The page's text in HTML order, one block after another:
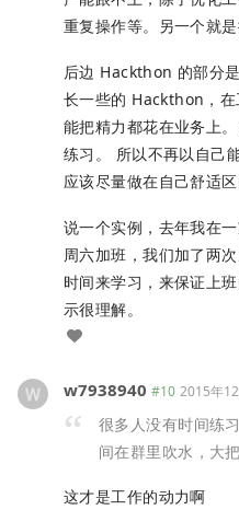
重复操作等。另一个就
后边 Hackthon 的部分
长一些的 Hackthon，
能把精力都花在业务上
练习。 所以不再以自己
应该尽量做在自己舒适区
说一个实例，去年我在
周六加班，我们加了两
时间来学习，来保证上
示很理解。
w7938940 #10 2015年
很多人没有时间练
间在群里吹水，大
这才是工作的动力啊